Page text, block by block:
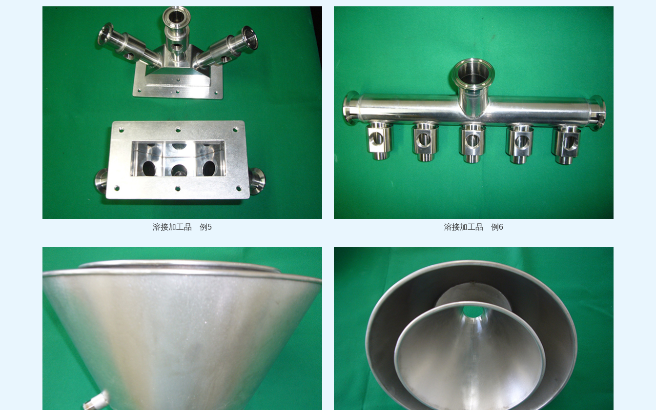
溶接加工品 例5 溶接加工品 例6